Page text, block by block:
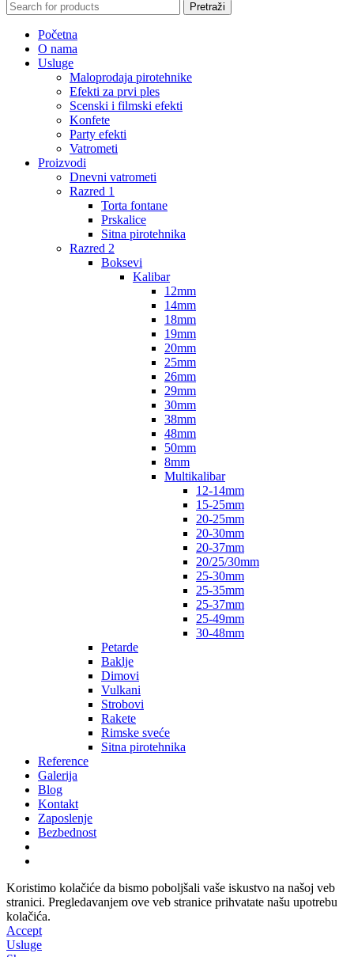
Pretraži
Početna
O nama
Usluge
Maloprodaja pirotehnike
Efekti za prvi ples
Scenski i filmski efekti
Konfete
Party efekti
Vatrometi
Proizvodi
Dnevni vatrometi
Razred 1
Torta fontane
Prskalice
Sitna pirotehnika
Razred 2
Boksevi
Kalibar
12mm
14mm
18mm
19mm
20mm
25mm
26mm
29mm
30mm
38mm
48mm
50mm
8mm
Multikalibar
12-14mm
15-25mm
20-25mm
20-30mm
20-37mm
20/25/30mm
25-30mm
25-35mm
25-37mm
25-49mm
30-48mm
Petarde
Baklje
Dimovi
Vulkani
Strobovi
Rakete
Rimske sveće
Sitna pirotehnika
Reference
Galerija
Blog
Kontakt
Zaposlenje
Bezbednost
Koristimo kolačiće da bismo poboljšali vaše iskustvo na našoj veb
stranici. Pregledavanjem ove veb stranice prihvatate našu upotrebu
kolačića.
Accept
Usluge